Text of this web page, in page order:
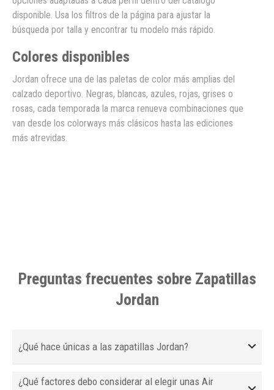
disponible. Usa los filtros de la página para ajustar la
búsqueda por talla y encontrar tu modelo más rápido.
Colores disponibles
Jordan ofrece una de las paletas de color más amplias del
calzado deportivo. Negras, blancas, azules, rojas, grises o
rosas, cada temporada la marca renueva combinaciones que
van desde los colorways más clásicos hasta las ediciones
más atrevidas.
Preguntas frecuentes sobre Zapatillas
Jordan
¿Qué hace únicas a las zapatillas Jordan?
¿Qué factores debo considerar al elegir unas Air